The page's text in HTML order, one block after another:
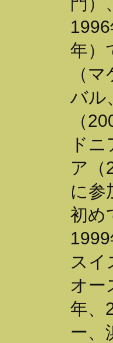
年）
（
バル
（
ド
ア（
に参
初め
スイ
オー
年、
ー、